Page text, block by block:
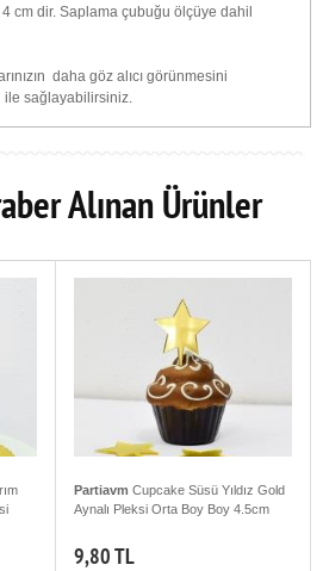
cm dir. Saplama çubuğu ölçüye dahil
daha göz alıcı görünmesini
ile sağlayabilirsiniz.
Alınan Ürünler
Partiavm Cupcake Süsü Yıldız Gold
Aynalı Pleksi Orta Boy Boy 4.5cm
9,80 TL